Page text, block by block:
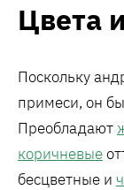
Цвета
Поскольку
примеси, он
Преобладают
коричневые
бесцветные и